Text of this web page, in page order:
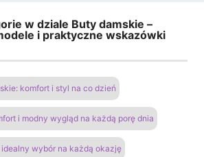
w dziale Buty damskie –
i praktyczne wskazówki
komfort i styl na co dzień
i modny wygląd na każdą porę dnia
wybór na każdą okazję